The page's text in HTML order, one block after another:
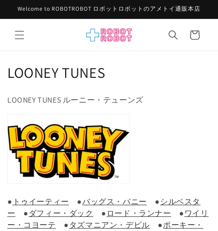
ンツに
進む
Welcome to ROBOTROBOT ロボットロボットのアメトイ通販本店
カ
ー
コ
シ
ョ
ン
LOONEY TUNES
LOONEY TUNES ルーニー・テューンズ
● トゥイーティー ●バッグス・バニー ●シルベスタ
ー
●ダフィー・ダック ● ロード・ランナー ●ワイリ
ー・コヨーテ
●タズマニアン・デビル ●ポーキー・